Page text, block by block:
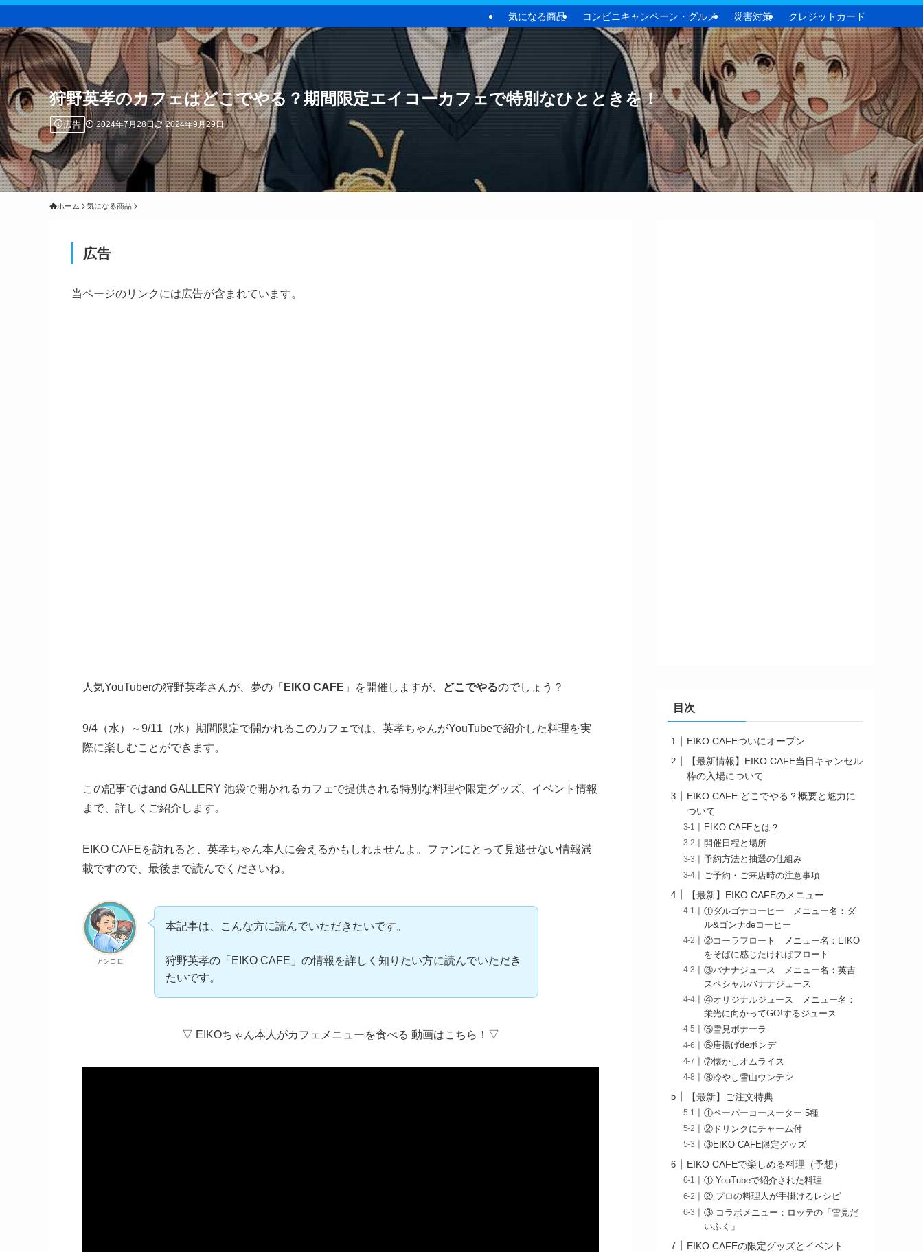
気になる商品 コンビニキャンペーン・グルメ 災害対策 クレジットカード
狩野英孝のカフェはどこでやる？期間限定エイコーカフェで特別なひとときを！
広告 2024年7月28日 2024年9月29日
ホーム 気になる商品
広告
当ページのリンクには広告が含まれています。
人気YouTuberの狩野英孝さんが、夢の「 EIKO CAFE 」を開催しますが、 どこでやるのでしょう？
9/4（水）～9/11（水） 期間限定で開かれるこのカフェでは、英孝ちゃんがYouTubeで紹介した料理を実
際に楽しむことができます。
この記事ではand GALLERY 池袋で開かれるカフェで提供される特別な料理や限定グッズ、イベント情報
まで、詳しくご紹介します。
EIKO CAFEを訪れると、英孝ちゃん本人に会えるかもしれませんよ。ファンにとって見逃せない情報満
載ですので、最後まで読んでくださいね。
アンコロ
本記事は、こんな方に読んでいただきたいです。
狩野英孝の「EIKO CAFE」の情報を詳しく知りたい方に読んでいただき
たいです。
▽ EIKOちゃん本人がカフェメニューを食べる 動画はこちら！▽
目次
EIKO CAFEついにオープン
【最新情報】EIKO CAFE当日キャンセル
枠の入場について
EIKO CAFE どこでやる？概要と魅力に
ついて
EIKO CAFEとは？
開催日程と場所
予約方法と抽選の仕組み
ご予約・ご来店時の注意事項
【最新】EIKO CAFEのメニュー
①ダルゴナコーヒー メニュー名：ダ
ル&ゴンナdeコーヒー
②コーラフロート メニュー名：EIKO
をそばに感じたければフロート
③バナナジュース メニュー名：英吉
スペシャルバナナジュース
④オリジナルジュース メニュー名：
栄光に向かってGO!するジュース
⑤雪見ボナーラ
⑥唐揚げdeポンデ
⑦懐かしオムライス
⑧冷やし雪山ウンテン
【最新】ご注文特典
①ペーパーコースーター 5種
②ドリンクにチャーム付
③EIKO CAFE限定グッズ
EIKO CAFEで楽しめる料理（予想）
① YouTubeで紹介された料理
② プロの料理人が手掛けるレシピ
③ コラボメニュー：ロッテの「雪見だ
いふく」
EIKO CAFEの限定グッズとイベント